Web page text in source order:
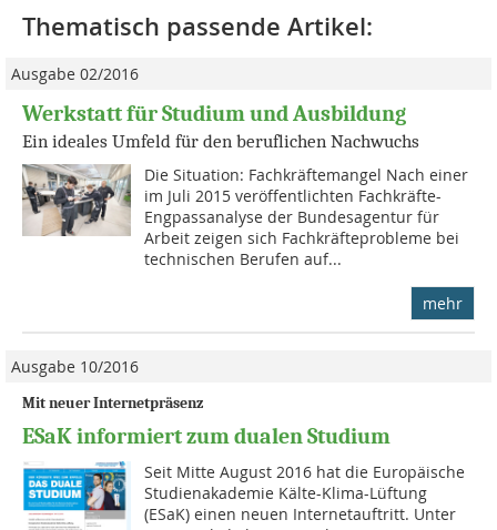
Thematisch passende Artikel:
Ausgabe 02/2016
Werkstatt für Studium und Ausbildung
Ein ideales Umfeld für den beruflichen Nachwuchs
Die Situation: Fachkräftemangel Nach einer
im Juli 2015 veröffentlichten Fachkräfte-
Engpassanalyse der Bundesagentur für
Arbeit zeigen sich Fachkräfte­probleme bei
technischen Berufen auf...
mehr
Ausgabe 10/2016
Mit neuer Internetpräsenz
ESaK informiert zum dualen Studium
Seit Mitte August 2016 hat die Europäische
Studienakademie Kälte-Klima-Lüftung
(ESaK) einen neuen Internetauftritt. Unter